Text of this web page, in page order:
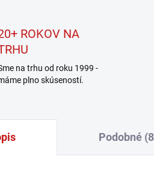
ROKOV NA
na trhu od roku 1999 -
plno skúseností.
Podobné